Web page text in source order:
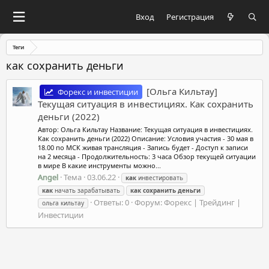
Вход Регистрация
Теги
как сохранить деньги
Форекс и инвестиции
[Ольга Кильтау]
Текущая ситуация в инвестициях. Как сохранить
деньги (2022)
Автор: Ольга Кильтау Название: Текущая ситуация в инвестициях.
Как сохранить деньги (2022) Описание: Условия участия - 30 мая в
18.00 по МСК живая трансляция - Запись будет - Доступ к записи
на 2 месяца - Продолжительность: 3 часа Обзор текущей ситуации
в мире В какие инструменты можно...
Angel Тема 03.06.22 как инвестировать
как начать зарабатывать как сохранить деньги
ольга кильтау
Ответы: 0 Форум:Форекс | Трейдинг |
Инвестиции